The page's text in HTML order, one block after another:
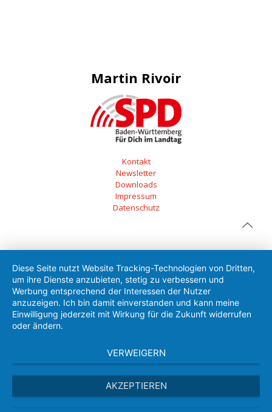
Martin Rivoir
Kontakt
Newsletter
Downloads
Impressum
Datenschutz
Diese Seite nutzt Website Tracking-Technologien von Dritten,
um ihre Dienste anzubieten, stetig zu verbessern und
Werbung entsprechend der Interessen der Nutzer
anzuzeigen. Ich bin damit einverstanden und kann meine
Einwilligung jederzeit mit Wirkung für die Zukunft widerrufen
oder ändern.
VERWEIGERN
AKZEPTIEREN